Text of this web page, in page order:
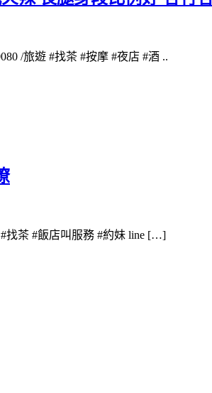
/旅遊 #找茶 #按摩 #夜店 #酒 ..
#找茶 #飯店叫服務 #約妹 line […]